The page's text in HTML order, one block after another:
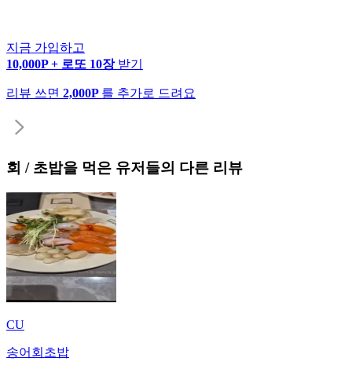
지금 가입하고
10,000P + 로또 10장 받기
리뷰 쓰면 2,000P 를 추가로 드려요
회 / 초밥을 먹은 유저들의 다른 리뷰
CU
송어회초밥